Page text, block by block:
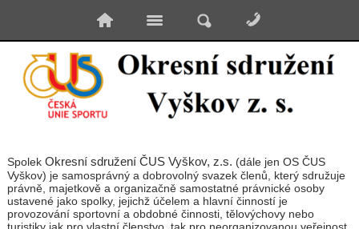
Spolek Okresní sdružení ČUS Vyškov, z.s. (dále jen OS ČUS
Vyškov) je samosprávný a dobrovolný svazek členů, který sdružuje
právně, majetkově a organizačně samostatné právnické osoby
ustavené jako spolky, jejichž účelem a hlavní činností je
provozování sportovní a obdobné činnosti, tělovýchovy nebo